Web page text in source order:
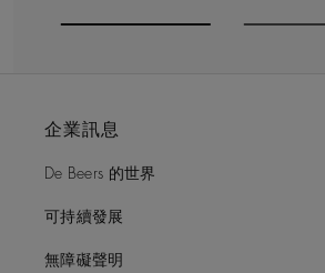
Go to slide 1
企業訊息
De Beers 的世界
可持續發展
無障礙聲明